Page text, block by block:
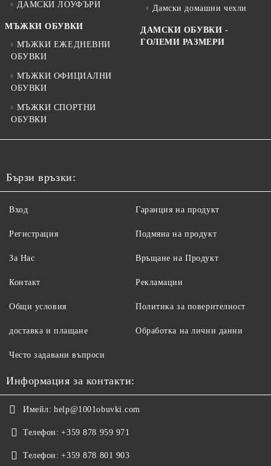
ДАМСКИ ЛОУФЪРИ
МЪЖКИ ОБУВКИ
МЪЖКИ ЕЖЕДНЕВНИ
ОБУВКИ
МЪЖКИ ОФИЦИАЛНИ
ОБУВКИ
МЪЖКИ СПОРТНИ
ОБУВКИ
Дамски домашни чехли
ДАМСКИ ОБУВКИ -
ГОЛЕМИ РАЗМЕРИ
Бързи връзки:
Вход
Регистрация
За Нас
Контакт
Общи условия
доставка и плащане
Гаранция на продукт
Подмяна на продукт
Връщане на Продукт
Рекламации
Политика за поверителност
Обработка на лични данни
Често задавани въпроси
Информация за контакти:
Имейл: help@1001obuvki.com
Телефон: +359 878 959 971
Телефон: +359 878 801 903